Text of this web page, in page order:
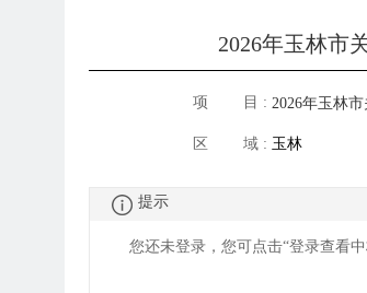
集采标讯项目
医院标讯动态
2026年玉林市
项 目 : 2026年玉林
接续采购中选
区 域 : 玉林
提示
您还未登录，您可点击“登录查看中